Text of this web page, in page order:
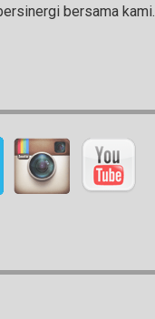
bersama kami.